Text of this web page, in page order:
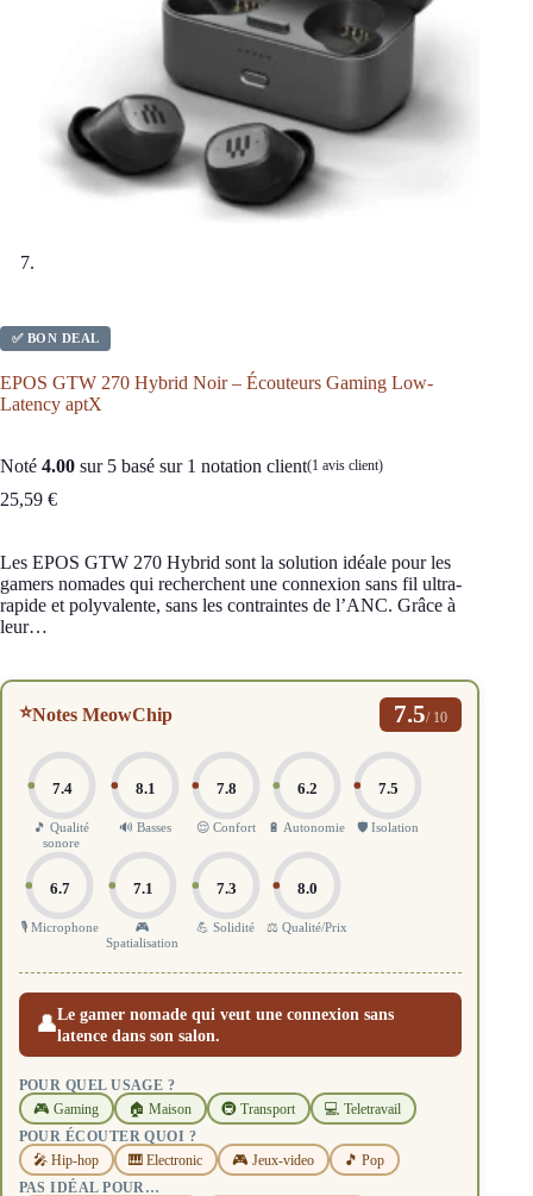
✅ BON DEAL
EPOS GTW 270 Hybrid Noir – Écouteurs Gaming Low-
Latency aptX
Noté 4.00 sur 5 basé sur 1 notation client(1 avis client)
25,59 €
Les EPOS GTW 270 Hybrid sont la solution idéale pour les
gamers nomades qui recherchent une connexion sans fil ultra-
rapide et polyvalente, sans les contraintes de l’ANC. Grâce à
leur…
⭐Notes MeowChip 7.5/ 10
7.4
🎵 Qualité
sonore
8.1
🔊 Basses
7.8
😌 Confort
6.2
🔋 Autonomie
7.5
🛡️ Isolation
6.7
🎙️ Microphone
7.1
🎮
Spatialisation
7.3
💪 Solidité
8.0
⚖️ Qualité/Prix
👤Le gamer nomade qui veut une connexion sans
latence dans son salon.
POUR QUEL USAGE ?
🎮 Gaming 🏠 Maison 🚇 Transport 💻 Teletravail
POUR ÉCOUTER QUOI ?
🎤 Hip-hop 🎹 Electronic 🎮 Jeux-video 🎵 Pop
PAS IDÉAL POUR…